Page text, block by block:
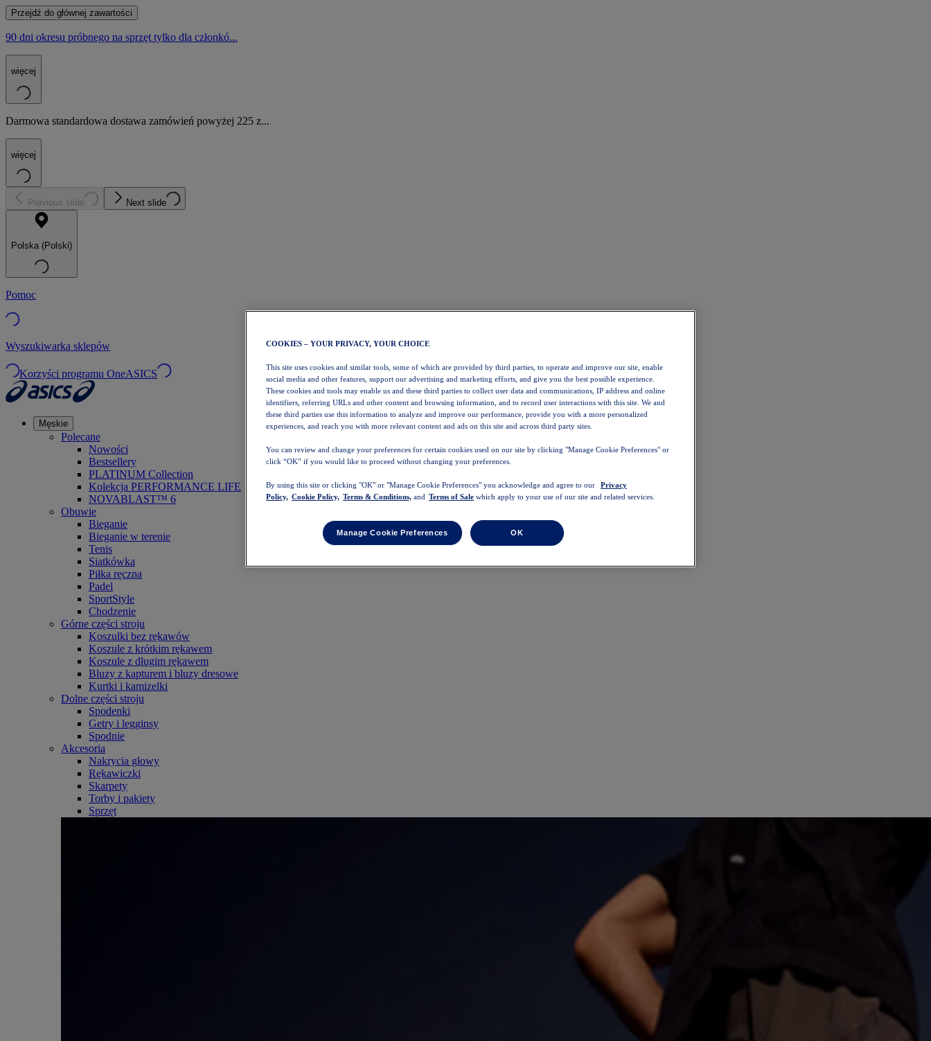
Przejdź do głównej zawartości
90 dni okresu próbnego na sprzęt tylko dla członkó...
więcej
Darmowa standardowa dostawa zamówień powyżej 225 z...
więcej
Previous slide Next slide
Polska (Polski)
Pomoc
Wyszukiwarka sklepów
Korzyści programu OneASICS
Męskie
Polecane
Nowości
Bestsellery
PLATINUM Collection
Kolekcja PERFORMANCE LIFE
NOVABLAST™ 6
Obuwie
Bieganie
Bieganie w terenie
Tenis
Siatkówka
Piłka ręczna
Padel
SportStyle
Chodzenie
Górne części stroju
Koszulki bez rękawów
Koszule z krótkim rękawem
Koszule z długim rękawem
Bluzy z kapturem i bluzy dresowe
Kurtki i kamizelki
Dolne części stroju
Spodenki
Getry i legginsy
Spodnie
Akcesoria
Nakrycia głowy
Rękawiczki
Skarpety
Torby i pakiety
Sprzęt
COOKIES – YOUR PRIVACY, YOUR CHOICE
This site uses cookies and similar tools, some of which are provided by third parties, to operate and improve our site, enable
social media and other features, support our advertising and marketing efforts, and give you the best possible experience.
These cookies and tools may enable us and these third parties to collect user data and communications, IP address and online
identifiers, referring URLs and other content and browsing information, and to record user interactions with this site. We and
these third parties use this information to analyze and improve our performance, provide you with a more personalized
experiences, and reach you with more relevant content and ads on this site and across third party sites.
You can review and change your preferences for certain cookies used on our site by clicking "Manage Cookie Preferences" or
click “OK” if you would like to proceed without changing your preferences.
By using this site or clicking "OK" or "Manage Cookie Preferences" you acknowledge and agree to our
Privacy
Policy, Cookie Policy, Terms & Conditions, and Terms of Sale which apply to your use of our site and related services.
Manage Cookie Preferences OK